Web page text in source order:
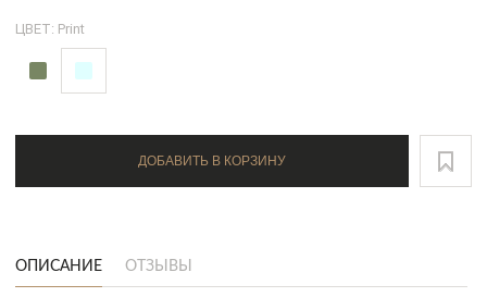
ЦВЕТ: Print
ДОБАВИТЬ В КОРЗИНУ
ОПИСАНИЕ ОТЗЫВЫ